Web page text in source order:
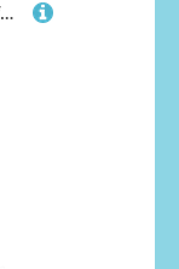
My Other Me Enten-Kostüm für Babys, Unisex, Blau und Weiß, mit Kleid, Mütze, Schwanz und Fußsack, Größe 12-24 Monate. Ein entzückender Touch für Ihre besonderen Anlässe